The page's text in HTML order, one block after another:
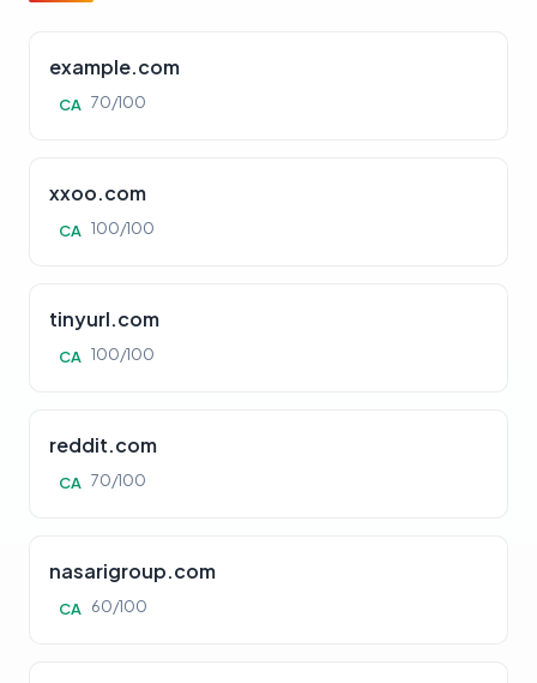
example.com
CA 70/100
xxoo.com
CA 100/100
tinyurl.com
CA 100/100
reddit.com
CA 70/100
nasarigroup.com
CA 60/100